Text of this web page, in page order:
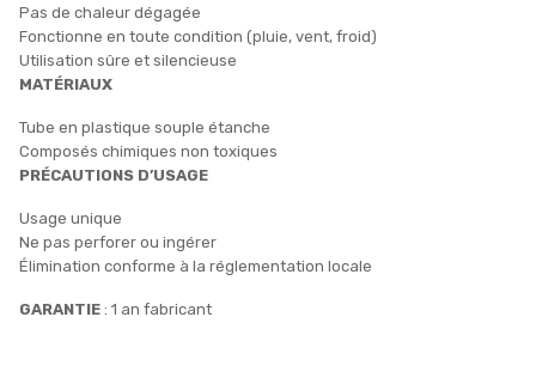
Pas de chaleur dégagée
Fonctionne en toute condition (pluie, vent, froid)
Utilisation sûre et silencieuse
MATÉRIAUX
Tube en plastique souple étanche
Composés chimiques non toxiques
PRÉCAUTIONS D’USAGE
Usage unique
Ne pas perforer ou ingérer
Élimination conforme à la réglementation locale
GARANTIE : 1 an fabricant